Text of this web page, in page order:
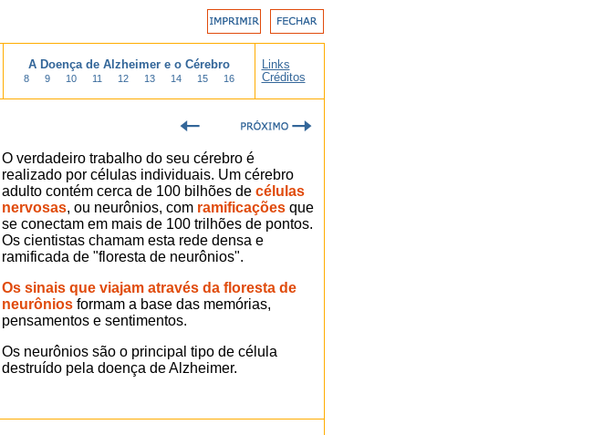
A Doença de Alzheimer e o Cérebro
8 9 10 11 12 13 14 15 16
Links
Créditos
O verdadeiro trabalho do seu cérebro é
realizado por células individuais. Um cérebro
adulto contém cerca de 100 bilhões de células
nervosas, ou neurônios, com ramificaçõesque
se conectam em mais de 100 trilhões de pontos.
Os cientistas chamam esta rede densa e
ramificada de "floresta de neurônios".
Os sinais que viajam através da floresta de
neurôniosformam a base das memórias,
pensamentos e sentimentos.
Os neurônios são o principal tipo de célula
destruído pela doença de Alzheimer.